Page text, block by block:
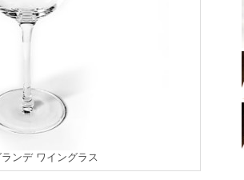
ンデ ワイングラス